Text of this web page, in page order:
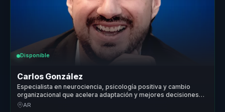
Disponible
Carlos González
Especialista en neurociencia, psicología positiva y cambio
organizacional que acelera adaptación y mejores decisiones
para líderes y equipos.
AR